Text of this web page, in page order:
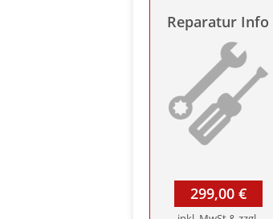
Reparatur Info
299,00 €